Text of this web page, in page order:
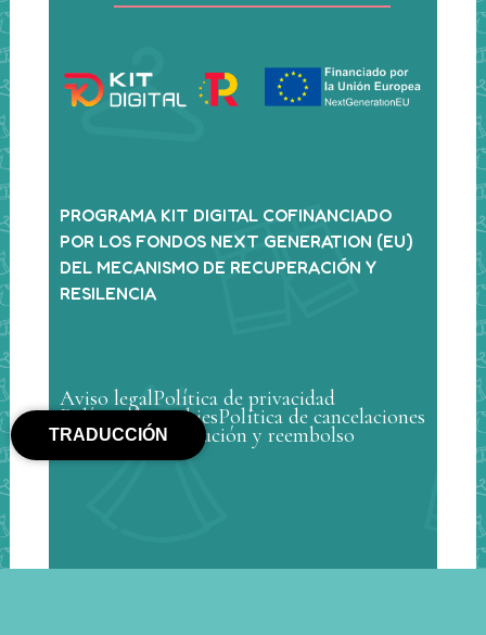
PROGRAMA KIT DIGITAL COFINANCIADO
POR LOS FONDOS NEXT GENERATION (EU)
DEL MECANISMO DE RECUPERACIÓN Y
RESILENCIA
Aviso legalPolítica de privacidad
Política de cookiesPolítica de cancelaciones
Política de devolución y reembolso
TRADUCCIÓN